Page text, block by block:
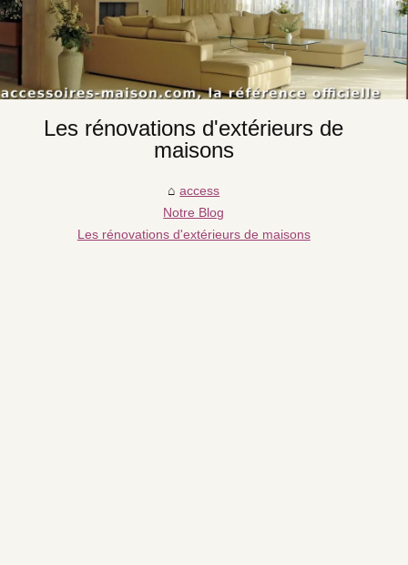
Les rénovations d'extérieurs de
maisons
access
Notre Blog
Les rénovations d'extérieurs de maisons